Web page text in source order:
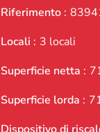
Riferimento
Locali
3 locali
Superficie netta
Superficie lorda